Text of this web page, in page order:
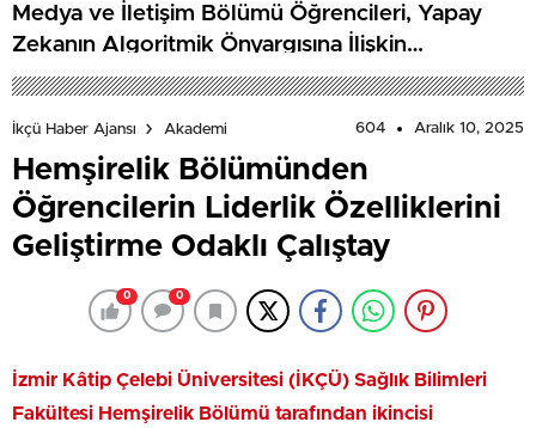
Medya ve İletişim Bölümü Öğrencileri, Yapay
Zekanın Algoritmik Önyargısına İlişkin
Farkındalık Düzeylerini Araştıracak
İkçü Haber Ajansı Akademi 604 Aralık 10, 2025
Hemşirelik Bölümünden
Öğrencilerin Liderlik Özelliklerini
Geliştirme Odaklı Çalıştay
0 0
İzmir Kâtip Çelebi Üniversitesi (İKÇÜ) Sağlık Bilimleri
Fakültesi Hemşirelik Bölümü tarafından ikincisi